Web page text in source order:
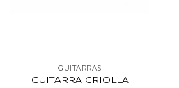
GUITARRAS
GUITARRA CRIOLLA